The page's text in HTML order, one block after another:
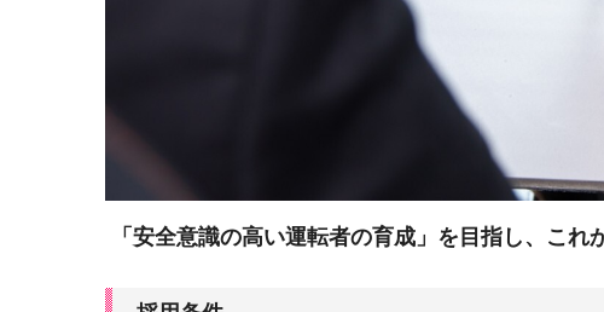
「安全意識の高い運転者の育成」を目指し、こ